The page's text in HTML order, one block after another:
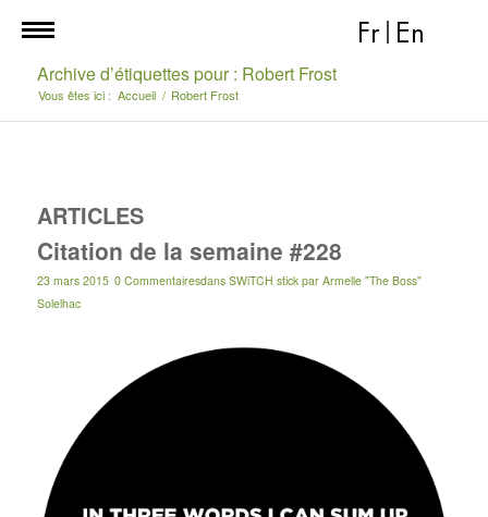
Fr En
Archive d’étiquettes pour : Robert Frost
Vous êtes ici : Accueil / Robert Frost
ARTICLES
Citation de la semaine #228
23 mars 2015 0 Commentairesdans SWiTCH stick par Armelle "The Boss"
Solelhac